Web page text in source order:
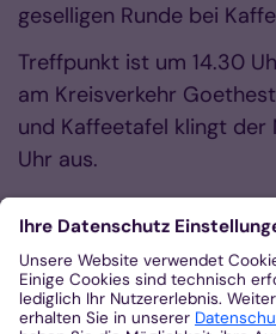
geselligen Runde bei
Treffpunkt ist um 14.30
am Kreisverkehr
und Kaffeetafel klingt der
Uhr aus.
Die Kosten richten sich
Verzehr im Café.
Eine Anmeldung ist
Beauftragte für